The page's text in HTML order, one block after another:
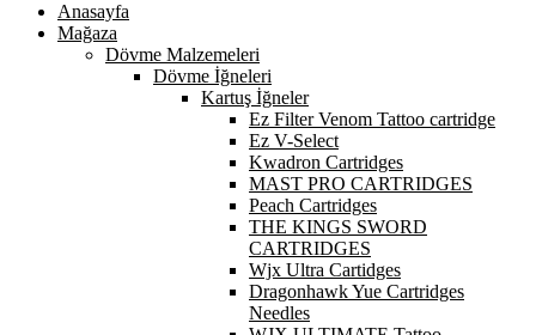
Anasayfa
Mağaza
Dövme Malzemeleri
Dövme İğneleri
Kartuş İğneler
Ez Filter Venom Tattoo cartridge
Ez V-Select
Kwadron Cartridges
MAST PRO CARTRIDGES
Peach Cartridges
THE KINGS SWORD
CARTRIDGES
Wjx Ultra Cartidges
Dragonhawk Yue Cartridges
Needles